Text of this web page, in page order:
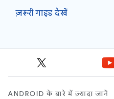
ज़रूरी गाइड देखें
ANDROID के बारे में ज़्यादा जानें